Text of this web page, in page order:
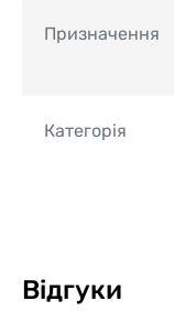
Призначення
Категорія
Відгуки